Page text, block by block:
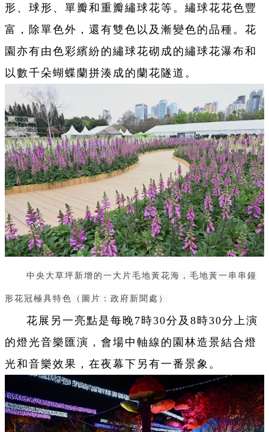
形、球形、單瓣和重瓣繡球花等。繡球花花色豐
富，除單色外，還有雙色以及漸變色的品種。花
園亦有由色彩繽紛的繡球花砌成的繡球花瀑布和
以數千朵蝴蝶蘭拼湊成的蘭花隧道。
中央大草坪新增的一大片毛地黃花海，毛地黃一串串鐘
形花冠極具特色 （圖片：政府新聞處）
花展另一亮點是每晚7時30分及8時30分上演
的燈光音樂匯演，會場中軸線的園林造景結合燈
光和音樂效果，在夜幕下另有一番景象。